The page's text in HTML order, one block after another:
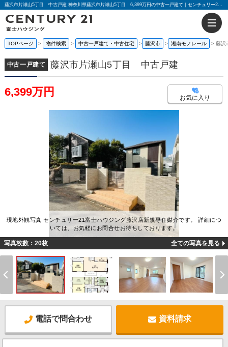
藤沢市片瀬山5丁目 中古戸建 神奈川県藤沢市片瀬山5丁目｜6,399万円の中古一戸建て｜センチュリー21富士ハウジング
TOPページ 物件検索 中古一戸建て・中古住宅 藤沢市 湘南モノレール 藤沢
中古一戸建て 藤沢市片瀬山5丁目 中古戸建
6,399万円 お気に入り
現地外観写真 センチュリー21富士ハウジング藤沢店新規専任媒介です。 詳細につ
いては、お気軽にお問合せお待ちしております。
写真枚数：20枚 全ての写真を見る
電話で問合わせ 資料請求